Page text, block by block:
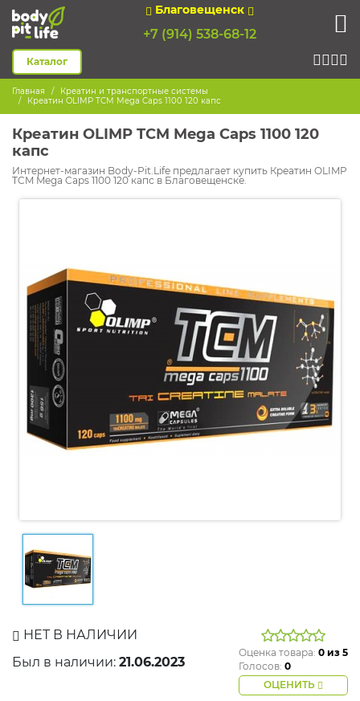
Благовещенск
+7 (914) 538-68-12
Каталог
Главная
Креатин и транспортные системы
Креатин OLIMP TCM Mega Caps 1100 120 капс
Креатин OLIMP TCM Mega Caps 1100 120
капс
Интернет-магазин Body-Pit.Life предлагает купить Креатин OLIMP
TCM Mega Caps 1100 120 капс в Благовещенске.
НЕТ В НАЛИЧИИ
Был в наличии: 21.06.2023
Оценка товара: 0 из 5
Голосов: 0
ОЦЕНИТЬ